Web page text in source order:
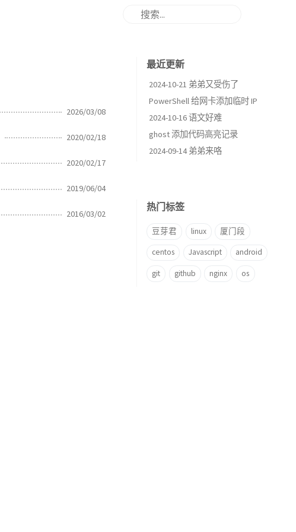
2026/03/08
2020/02/18
2020/02/17
2019/06/04
2016/03/02
最近更新
2024-10-21 弟弟又受伤了
PowerShell 给网卡添加临时 IP
2024-10-16 语文好难
ghost 添加代码高亮记录
2024-09-14 弟弟来咯
热门标签
豆芽君 linux 厦门段
centos Javascript android
git github nginx os